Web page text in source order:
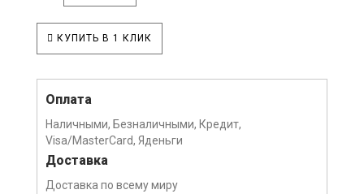
КУПИТЬ В 1 КЛИК
Оплата
Наличными, Безналичными, Кредит,
Visa/MasterCard, Яденьги
Доставка
Доставка по всему миру